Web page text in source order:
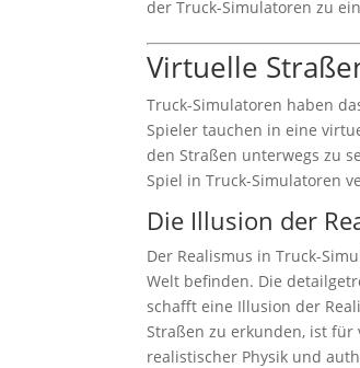
der Truck-Simulatoren zu
Virtuelle
Truck-Simulatoren haben
Spieler tauchen in eine
den Straßen unterwegs zu
Spiel in Truck-Simulatoren
Die Illusion der
Der Realismus in Truck-
Welt befinden. Die
schafft eine Illusion der
Straßen zu erkunden, ist
realistischer Physik und